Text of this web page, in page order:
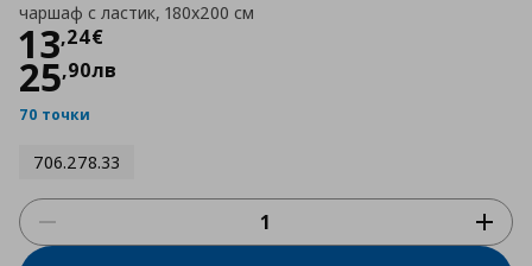
чаршаф с ластик, 180x200 см
13,24€
Цена
25,90лв
70 точки
706.278.33